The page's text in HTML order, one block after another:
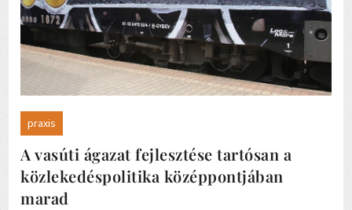
praxis
A vasúti ágazat fejlesztése tartósan a
közlekedéspolitika középpontjában
marad